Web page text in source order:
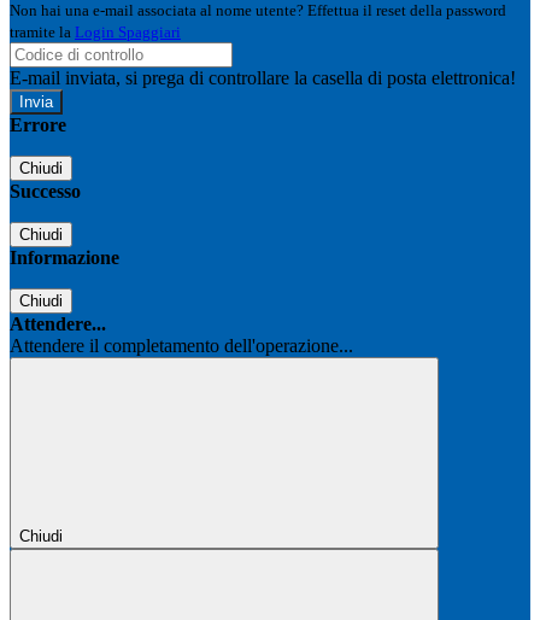
Non hai una e-mail associata al nome utente? Effettua il reset della password
tramite la Login Spaggiari
E-mail inviata, si prega di controllare la casella di posta elettronica!
Errore
Chiudi
Successo
Chiudi
Informazione
Chiudi
Attendere...
Attendere il completamento dell'operazione...
Chiudi